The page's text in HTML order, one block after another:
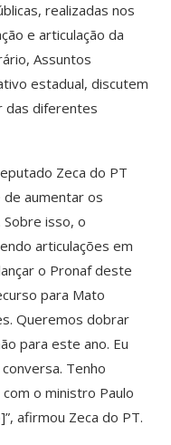
realizadas nos
e articulação da
Assuntos
estadual, discutem
das diferentes
Zeca do PT
aumentar os
isso, o
articulações em
o Pronaf deste
para Mato
Queremos dobrar
para este ano. Eu
Tenho
o ministro Paulo
afirmou Zeca do PT.